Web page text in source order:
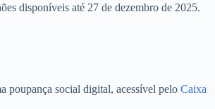
disponíveis até 27 de dezembro de 2025.
poupança social digital, acessível pelo Caixa